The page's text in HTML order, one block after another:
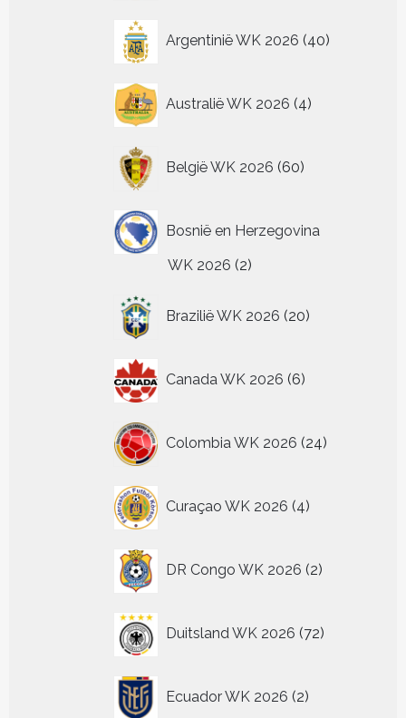
Argentinië WK 2026 40
producten
Australië WK 2026 4
producten
België WK 2026 60
producten
Bosnië en Herzegovina
WK 2026 22
Brazilië WK 2026 20
producten
Canada WK 2026 6
producten
Colombia WK 2026 24
producten
Curaçao WK 2026 4
producten
DR Congo WK 2026 2
producten
Duitsland WK 2026 72
producten
Ecuador WK 2026 2
producten